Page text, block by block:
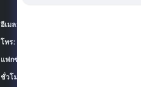
อีเมล:
โทร:
แฟกซ์:
ชั่วโมง: